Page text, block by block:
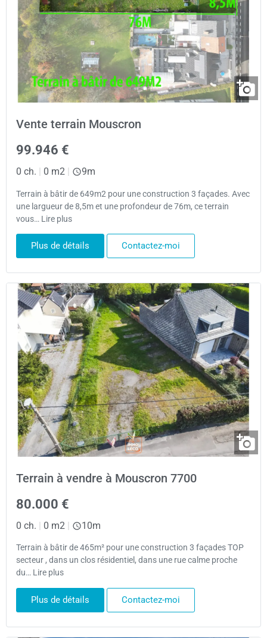
Vente terrain Mouscron
99.946 €
0 ch. 0 m2 9m
Terrain à bâtir de 649m2 pour une construction 3 façades. Avec
une largueur de 8,5m et une profondeur de 76m, ce terrain
vous… Lire plus
Plus de détails Contactez-moi
Terrain à vendre à Mouscron 7700
80.000 €
0 ch. | 0 m2 | 10m
Terrain à bâtir de 465m² pour une construction 3 façades TOP
secteur , dans un clos résidentiel, dans une rue calme proche
du… Lire plus
Plus de détails Contactez-moi